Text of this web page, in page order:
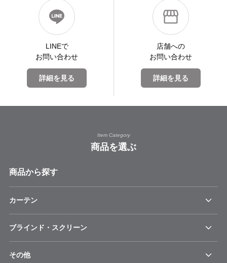
LINEで
お問い合わせ
詳細を見る
店舗への
お問い合わせ
詳細を見る
Item Category
商品を選ぶ
商品から探す
カーテン
ブラインド・スクリーン
その他